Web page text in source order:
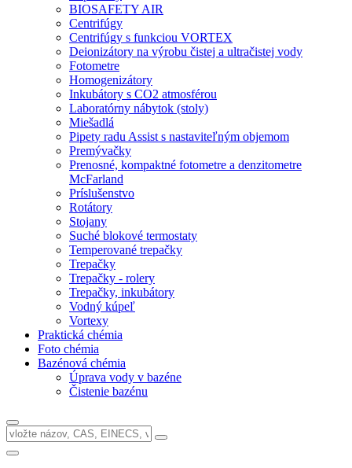
BIOSAFETY AIR
Centrifúgy
Centrifúgy s funkciou VORTEX
Deionizátory na výrobu čistej a ultračistej vody
Fotometre
Homogenizátory
Inkubátory s CO2 atmosférou
Laboratórny nábytok (stoly)
Miešadlá
Pipety radu Assist s nastaviteľným objemom
Premývačky
Prenosné, kompaktné fotometre a denzitometre
McFarland
Príslušenstvo
Rotátory
Stojany
Suché blokové termostaty
Temperované trepačky
Trepačky
Trepačky - rolery
Trepačky, inkubátory
Vodný kúpeľ
Vortexy
Praktická chémia
Foto chémia
Bazénová chémia
Úprava vody v bazéne
Čistenie bazénu